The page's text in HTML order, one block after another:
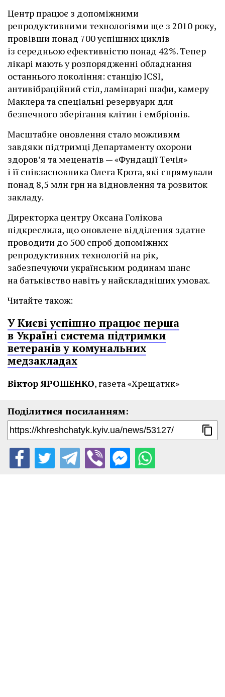
Центр працює з допоміжними
репродуктивними технологіями ще з 2010 року,
провівши понад 700 успішних циклів
із середньою ефективністю понад 42%. Тепер
лікарі мають у розпорядженні обладнання
останнього покоління: станцію ІCSI,
антивібраційний стіл, ламінарні шафи, камеру
Маклера та спеціальні резервуари для
безпечного зберігання клітин і ембріонів.
Масштабне оновлення стало можливим
завдяки підтримці Департаменту охорони
здоров’я та меценатів — «Фундації Течія»
і її співзасновника Олега Крота, які спрямували
понад 8,5 млн грн на відновлення та розвиток
закладу.
Директорка центру Оксана Голікова
підкреслила, що оновлене відділення здатне
проводити до 500 спроб допоміжних
репродуктивних технологій на рік,
забезпечуючи українським родинам шанс
на батьківство навіть у найскладніших умовах.
Читайте також:
У Києві успішно працює перша
в Україні система підтримки
ветеранів у комунальних
медзакладах
Віктор ЯРОШЕНКО, газета «Хрещатик»